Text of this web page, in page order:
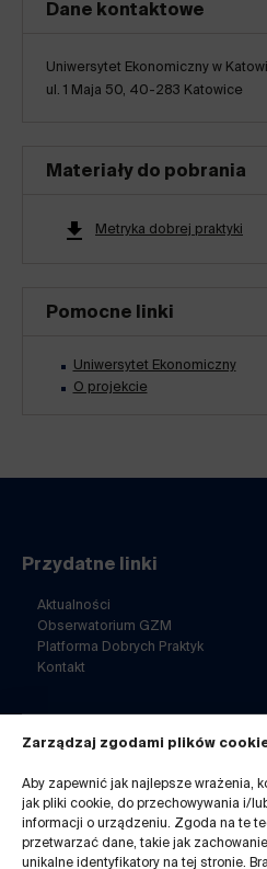
Zarządzaj zgodami plików
Aby zapewnić jak najlepsze wrażenia,
jak pliki cookie, do przechowywania i/
informacji o urządzeniu. Zgoda na te
przetwarzać dane, takie jak
unikalne identyfikatory na tej stronie.
Dane kontaktowe
Uniwersytet Ekonomiczny w
ul. 1 Maja 50, 40-283 Katowice
Materiały do pobrania
Metryka dobrej praktyki
Pomocne linki
Uniwersytet Ekonomiczny
O projekcie
40-053 Katowice
32 7180-767
pn-pt. 8-14
Kontakt do redakcji:
Przydatne linki
Aktualności
Obserwatorium GZM
Platforma Dobrych Praktyk
Kontakt